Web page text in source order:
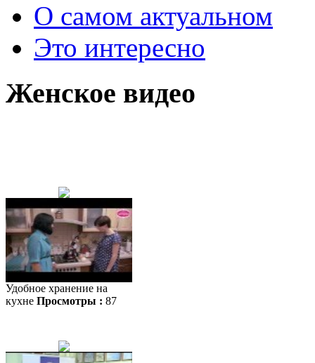
О самом актуальном
Это интересно
Женское видео
Удобное хранение на
кухне Просмотры : 87